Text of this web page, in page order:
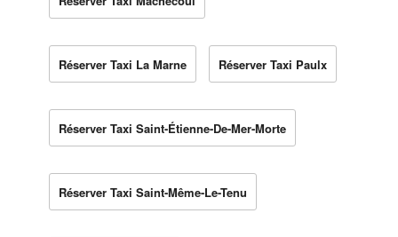
Réserver Taxi La Marne Réserver Taxi Paulx
Réserver Taxi Saint-Étienne-De-Mer-Morte
Réserver Taxi Saint-Même-Le-Tenu